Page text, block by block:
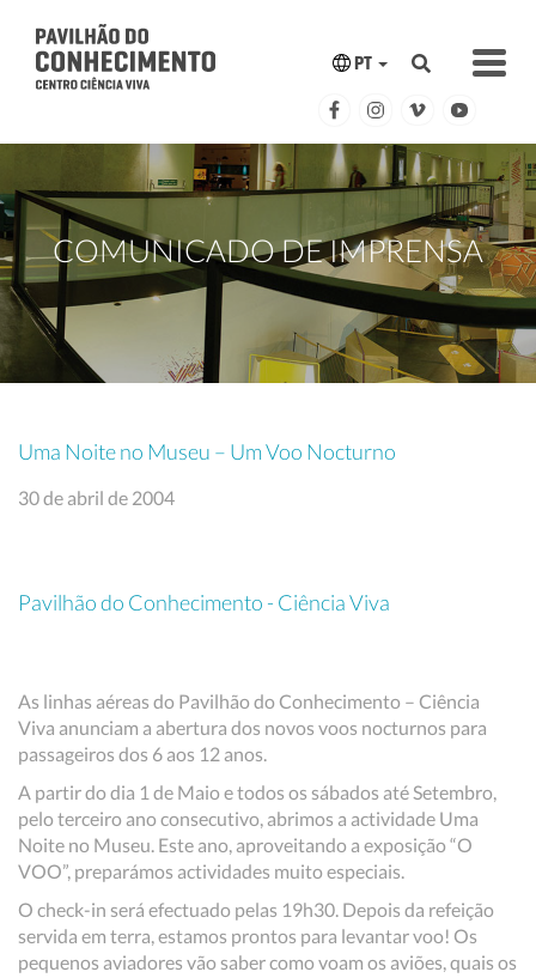
PT
COMUNICADO DE IMPRENSA
Uma Noite no Museu – Um Voo Nocturno
30 de abril de 2004
Pavilhão do Conhecimento - Ciência Viva
As linhas aéreas do Pavilhão do Conhecimento – Ciência
Viva anunciam a abertura dos novos voos nocturnos para
passageiros dos 6 aos 12 anos.
A partir do dia 1 de Maio e todos os sábados até Setembro,
pelo terceiro ano consecutivo, abrimos a actividade Uma
Noite no Museu. Este ano, aproveitando a exposição “O
VOO”, preparámos actividades muito especiais.
O check-in será efectuado pelas 19h30. Depois da refeição
servida em terra, estamos prontos para levantar voo! Os
pequenos aviadores vão saber como voam os aviões, quais os